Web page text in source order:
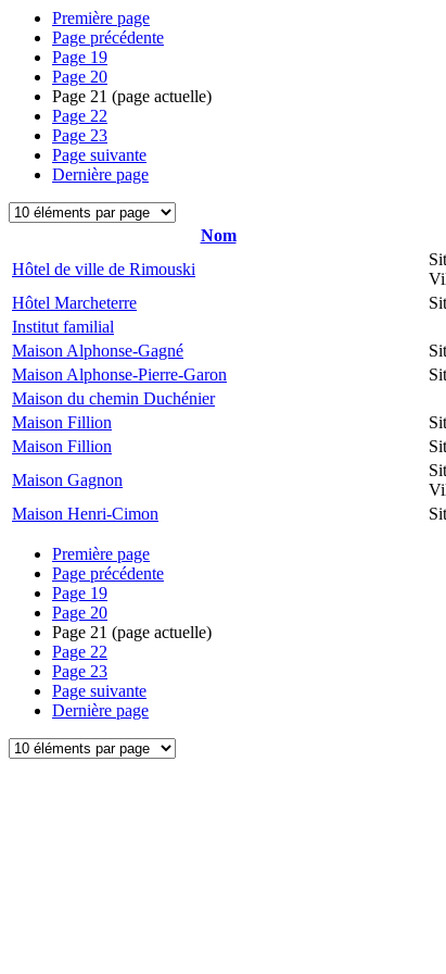
Première page
Page précédente
Page 19
Page 20
Page 21 (page actuelle)
Page 22
Page 23
Page suivante
Dernière page
Nom
Hôtel de ville de Rimouski
Hôtel Marcheterre
Institut familial
Maison Alphonse-Gagné
Maison Alphonse-Pierre-Garon
Maison du chemin Duchénier
Maison Fillion
Maison Fillion
Maison Gagnon
Maison Henri-Cimon
Première page
Page précédente
Page 19
Page 20
Page 21 (page actuelle)
Page 22
Page 23
Page suivante
Dernière page